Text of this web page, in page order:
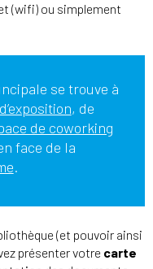
(wifi) ou simplement
se trouve à
, de
de coworking
face de la
.
(et pouvoir ainsi
présenter votre carte